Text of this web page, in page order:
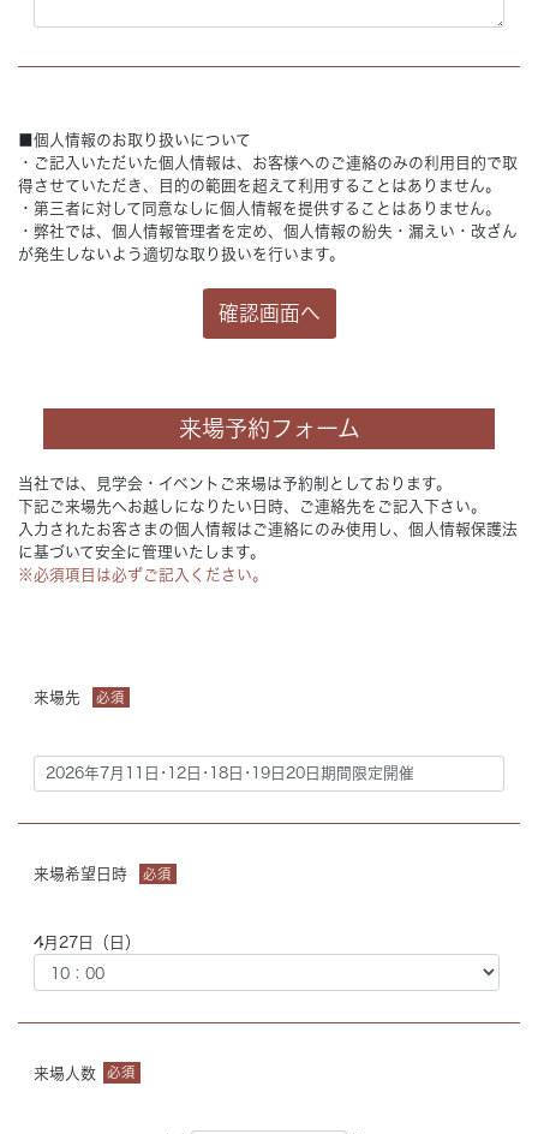
■個人情報のお取り扱いについて
・ご記入いただいた個人情報は、お客様へのご連絡のみの利用目的で取
得させていただき、目的の範囲を超えて利用することはありません。
・第三者に対して同意なしに個人情報を提供することはありません。
・弊社では、個人情報管理者を定め、個人情報の紛失・漏えい・改ざん
が発生しないよう適切な取り扱いを行います。
来場予約フォーム
当社では、見学会・イベントご来場は予約制としております。
下記ご来場先へお越しになりたい日時、ご連絡先をご記入下さい。
入力されたお客さまの個人情報はご連絡にのみ使用し、個人情報保護法
に基づいて安全に管理いたします。
※必須項目は必ずご記入ください。
来場先 必須
来場希望日時 必須
4月27日（日）
来場人数 必須